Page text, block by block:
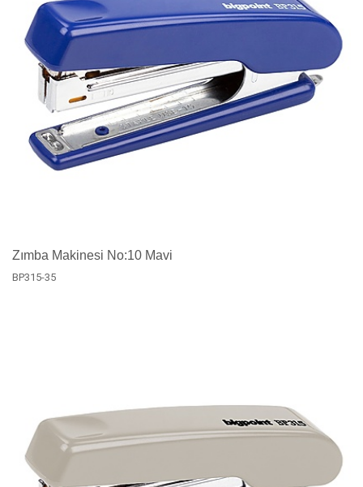
Zımba Makinesi No:10 Mavi
BP315-35